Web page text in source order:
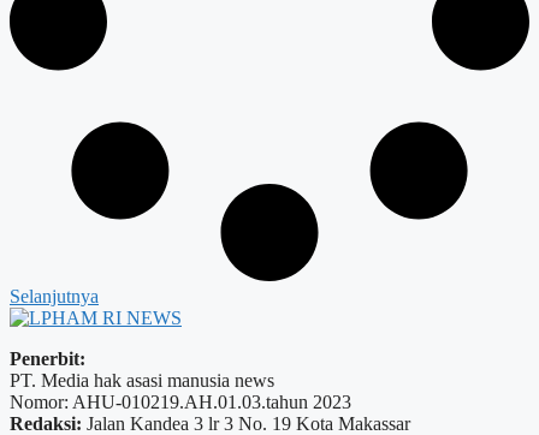
Selanjutnya
Penerbit:
PT. Media hak asasi manusia news
Nomor: AHU-010219.AH.01.03.tahun 2023
Redaksi: Jalan Kandea 3 lr 3 No. 19 Kota Makassar